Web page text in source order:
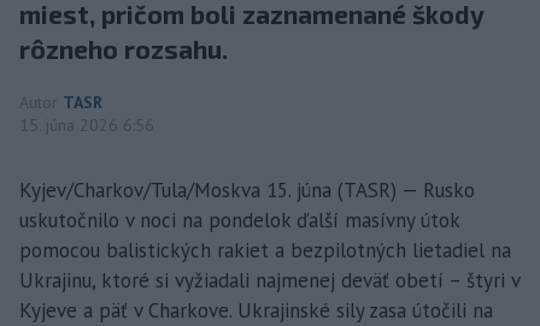
miest, pričom boli zaznamenané škody
rôzneho rozsahu.
Autor TASR
15. júna 2026 6:56
Kyjev/Charkov/Tula/Moskva 15. júna (TASR) — Rusko
uskutočnilo v noci na pondelok ďalší masívny útok
pomocou balistických rakiet a bezpilotných lietadiel na
Ukrajinu, ktoré si vyžiadali najmenej deväť obetí – štyri v
Kyjeve a päť v Charkove. Ukrajinské sily zasa útočili na